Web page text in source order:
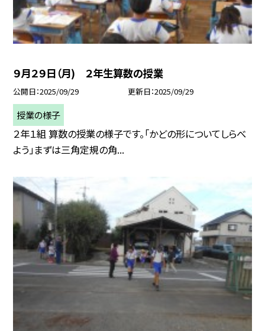
９月２９日（月) ２年生算数の授業
公開日 2025/09/29 更新日 2025/09/29
授業の様子
２年１組 算数の授業の様子です。「かどの形についてしらべ
よう」まずは三角定規の角...